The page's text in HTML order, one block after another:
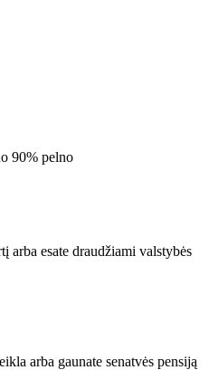
90% pelno
arba esate draudžiami valstybės
arba gaunate senatvės pensiją